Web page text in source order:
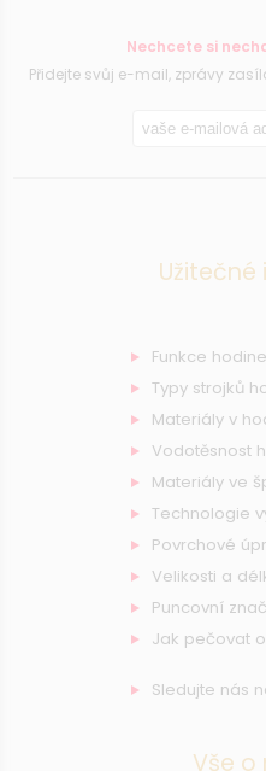
Nechcete si
Přidejte svůj e-mail, zprávy
Funkce
Typy strojků
Materiály v
Vodotěsnost
Materiály ve
Technologie
Povrchové
Velikosti a
Puncovní
Jak pečovat
Sledujte nás
Vše o